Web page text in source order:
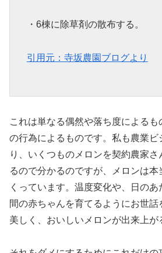
・6棟に除草剤の散布する。
引用元：寺坂農園ブログより
これは単なる偶然や落ち度による
の行為によるものです。私も農業ビ
り、いくつものメロンを契約農家
るので分かるのですが、メロンは
くっています。温度変化や、日のあ
間の赤ちゃんを育てるようにお世話
美しく、おいしいメロンが出来上が